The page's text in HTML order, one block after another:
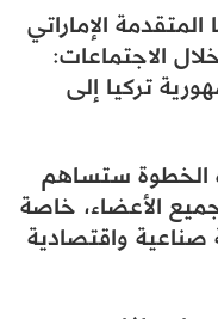
الإماراتي
الاجتماعات:
تركيا إلى
الخطوة ستساهم
الأعضاء، خاصة
صناعية واقتصادية